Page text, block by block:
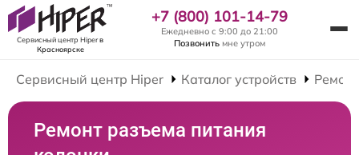
Сервисный центр Hiperв
Красноярске
+7 (800) 101-14-79
Ежедневно с 9:00 до 21:00
Позвонить мне утром
Сервисный центр Hiper Каталог устройств
Ремонт разъема питания